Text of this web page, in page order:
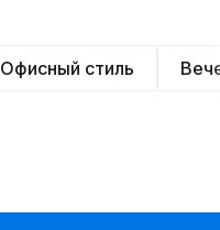
Офисный стиль